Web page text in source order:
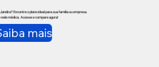
Encontre o plano ideal para sua família ou empresa.
médica. Acesse e compare agora!
mais